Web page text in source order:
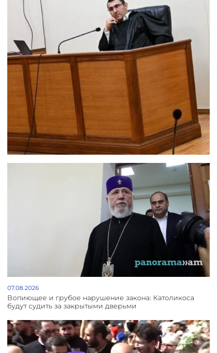
07.08.2026
Вопиющее и грубое нарушение закона: Католикоса
будут судить за закрытыми дверьми